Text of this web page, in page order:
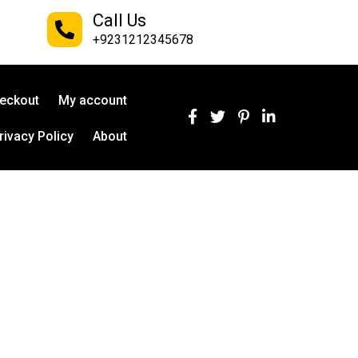
Call Us
+9231212345678
My account
Policy About